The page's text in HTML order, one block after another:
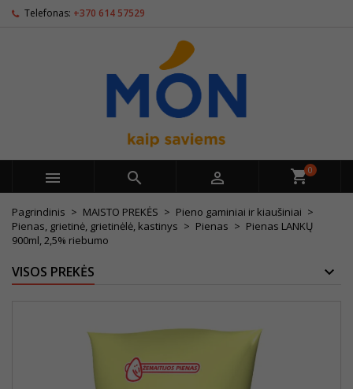
Telefonas: +370 614 57529
   0
Pagrindinis MAISTO PREKĖS
Pieno gaminiai ir kiaušiniai
Pienas, grietinė, grietinėlė, kastinys
Pienas
Pienas LANKŲ
900ml, 2,5% riebumo
VISOS PREKĖS